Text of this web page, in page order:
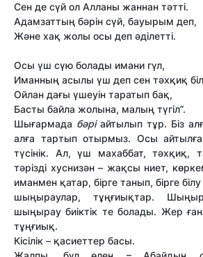
Сен де сүй ол Алланы жаннан тәтті.
Адамзаттың бәрін сүй, бауырым деп,
Және хақ жолы осы деп әділетті.
Осы үш сүю болады имани гүл,
Иманның асылы үш деп сен тәхқиқ
Ойлан дағы үшеуін таратып бақ,
Басты байла жолына, малың түгіл”.
Шығармада бәріайтылып тұр. Біз
алға тартып отырмыз. Осы
түсінік. Ал, үш махаббат, тәхқиқ,
тәрізді хуснизән – жақсы ниет,
иманмен қатар, бірге танып, бірге
шыңыраулар, тұңғиықтар.
шыңырау биіктік те болады. Жер
тұңғиық.
Кісілік – қасиеттер басы.